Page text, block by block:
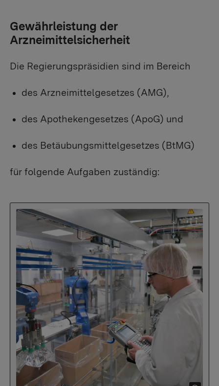
Gewährleistung der
Arzneimittelsicherheit
Die Regierungspräsidien sind im Bereich
des Arzneimittelgesetzes (AMG),
des Apothekengesetzes (ApoG) und
des Betäubungsmittelgesetzes (BtMG)
für folgende Aufgaben zuständig: